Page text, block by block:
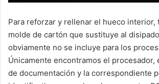
Para reforzar y rellenar el hueco interior,
molde de cartón que sustituye al
obviamente no se incluye para los
Únicamente encontramos el procesador,
de documentación y la correspondiente